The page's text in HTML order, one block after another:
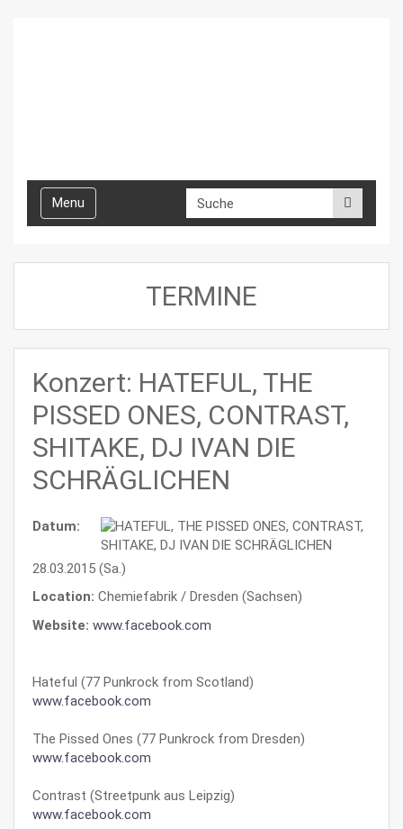
Toggle
navigation
Menu
TERMINE
Konzert: HATEFUL, THE
PISSED ONES, CONTRAST,
SHITAKE, DJ IVAN DIE
SCHRÄGLICHEN
Datum:
28.03.2015 (Sa.)
Location: Chemiefabrik / Dresden (Sachsen)
Website: www.facebook.com
Hateful (77 Punkrock from Scotland)
www.facebook.com
The Pissed Ones (77 Punkrock from Dresden)
www.facebook.com
Contrast (Streetpunk aus Leipzig)
www.facebook.com